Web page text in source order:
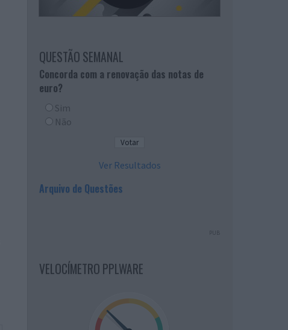
QUESTÃO SEMANAL
Concorda com a renovação das notas de
euro?
Sim
Não
Ver Resultados
Arquivo de Questões
PUB
VELOCÍMETRO PPLWARE